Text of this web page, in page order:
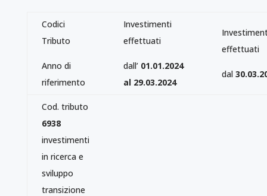
Codici
Tributo
Anno di
riferimento
Investimenti
effettuati
dall’ 01.01.2024
al 29.03.2024
effettuati
dal
Cod. tributo
6938
investimenti
in ricerca e
sviluppo
transizione